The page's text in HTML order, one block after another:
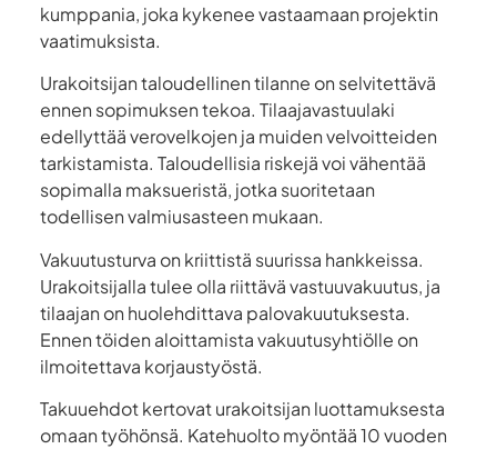
kumppania, joka kykenee vastaamaan projektin
vaatimuksista.
Urakoitsijan taloudellinen tilanne on selvitettävä
ennen sopimuksen tekoa. Tilaajavastuulaki
edellyttää verovelkojen ja muiden velvoitteiden
tarkistamista. Taloudellisia riskejä voi vähentää
sopimalla maksueristä, jotka suoritetaan
todellisen valmiusasteen mukaan.
Vakuutusturva on kriittistä suurissa hankkeissa.
Urakoitsijalla tulee olla riittävä vastuuvakuutus, ja
tilaajan on huolehdittava palovakuutuksesta.
Ennen töiden aloittamista vakuutusyhtiölle on
ilmoitettava korjaustyöstä.
Takuuehdot kertovat urakoitsijan luottamuksesta
omaan työhönsä. Katehuolto myöntää 10 vuoden